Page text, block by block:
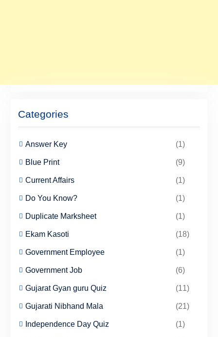
Categories
Answer Key (1)
Blue Print (9)
Current Affairs (1)
Do You Know? (1)
Duplicate Marksheet (1)
Ekam Kasoti (18)
Government Employee (1)
Government Job (6)
Gujarat Gyan guru Quiz (11)
Gujarati Nibhand Mala (21)
Independence Day Quiz (1)